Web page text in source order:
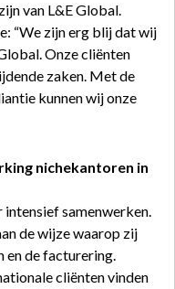
van L&E Global.
“We zijn erg blij dat wij
Onze cliënten
zaken. Met de
kunnen wij onze
nichekantoren in
intensief samenwerken.
de wijze waarop zij
en de facturering.
cliënten vinden